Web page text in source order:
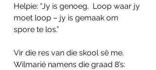
Helpie: “Jy is genoeg.  Loop waar jy
moet loop – jy is gemaak om
spore te los.”
Vir die res van die skool sê me.
Wilmarié namens die graad 8’s: